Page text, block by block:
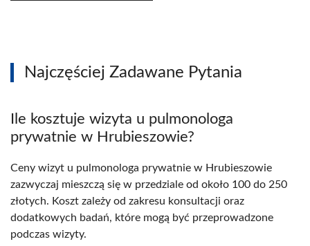
Najczęściej Zadawane Pytania
Ile kosztuje wizyta u pulmonologa
prywatnie w Hrubieszowie?
Ceny wizyt u pulmonologa prywatnie w Hrubieszowie
zazwyczaj mieszczą się w przedziale od około 100 do 250
złotych. Koszt zależy od zakresu konsultacji oraz
dodatkowych badań, które mogą być przeprowadzone
podczas wizyty.